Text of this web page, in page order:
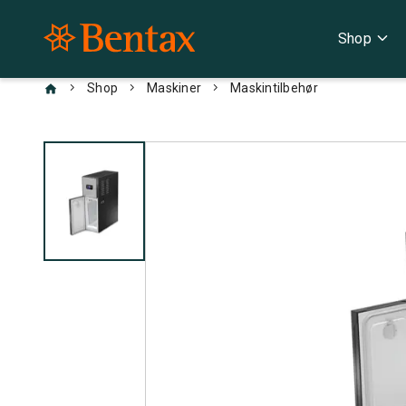
Shop expand_more
chevron_right Shop chevron_right Maskiner chevron_right Maskintilbehør